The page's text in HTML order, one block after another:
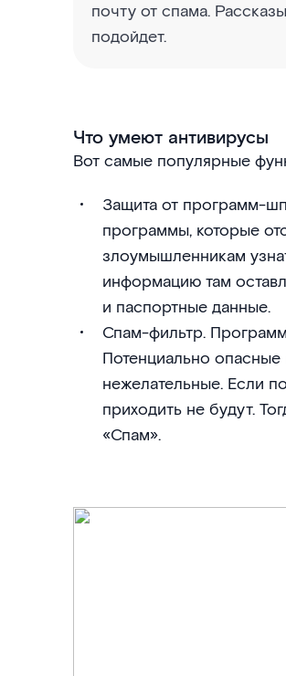
почту от спама.
подойдет.
Что умеют антивирусы
Вот самые популярные
Защита от программ-
программы, которые
злоумышленникам
информацию там
и паспортные данные.
Спам-фильтр.
Потенциально опасные
нежелательные. Если
приходить не будут.
«Спам».